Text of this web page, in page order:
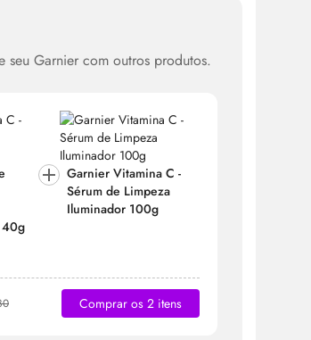
seu Garnier com outros produtos.
40g
Garnier Vitamina C -
Sérum de Limpeza
Iluminador 100g
Comprar os 2 itens